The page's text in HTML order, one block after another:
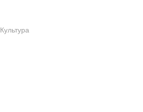
Культура